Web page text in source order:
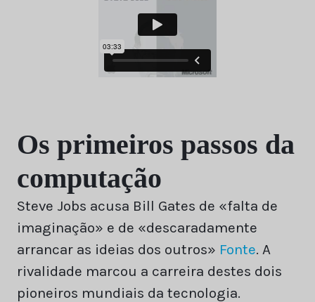
Os primeiros passos da
computação
Steve Jobs acusa Bill Gates de «falta de
imaginação» e de «descaradamente
arrancar as ideias dos outros» Fonte. A
rivalidade marcou a carreira destes dois
pioneiros mundiais da tecnologia.